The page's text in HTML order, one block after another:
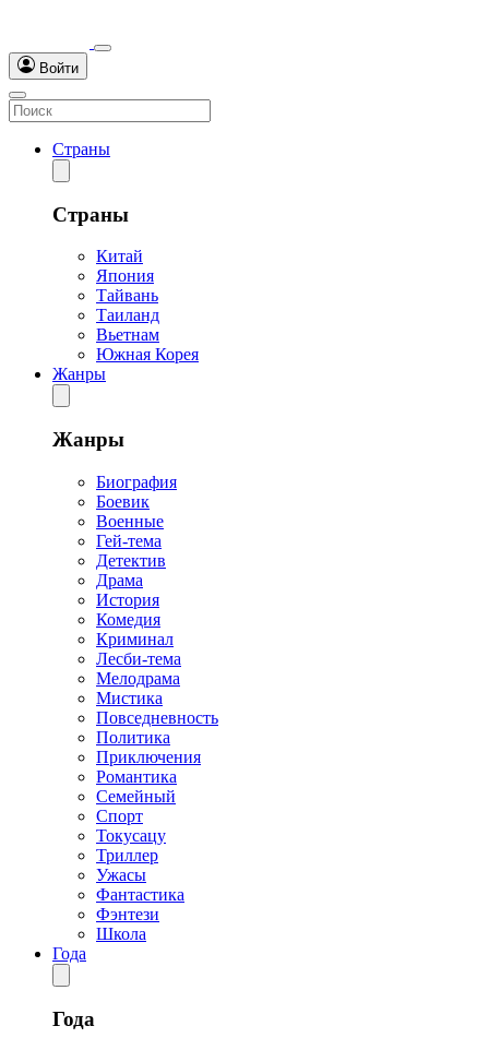
Войти
Страны
Страны
Китай
Япония
Тайвань
Таиланд
Вьетнам
Южная Корея
Жанры
Жанры
Биография
Боевик
Военные
Гей-тема
Детектив
Драма
История
Комедия
Криминал
Лесби-тема
Мелодрама
Мистика
Повседневность
Политика
Приключения
Романтика
Семейный
Спорт
Токусацу
Триллер
Ужасы
Фантастика
Фэнтези
Школа
Года
Года